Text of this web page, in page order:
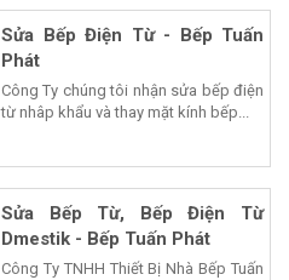
Sửa Bếp Điện Từ - Bếp Tuấn
Phát
Công Ty chúng tôi nhận sửa bếp điện
từ nhâp khẩu và thay mặt kính bếp...
Sửa Bếp Từ, Bếp Điện Từ
Dmestik - Bếp Tuấn Phát
Công Ty TNHH Thiết Bị Nhà Bếp Tuấn